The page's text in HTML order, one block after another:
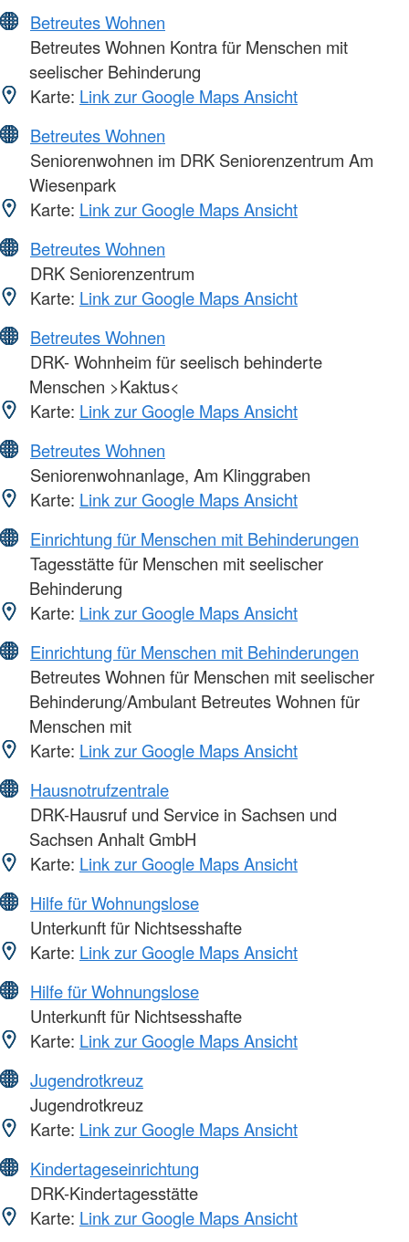
Betreutes Wohnen
Betreutes Wohnen Kontra für Menschen mit
seelischer Behinderung
Karte: Link zur Google Maps Ansicht
Betreutes Wohnen
Seniorenwohnen im DRK Seniorenzentrum Am
Wiesenpark
Karte: Link zur Google Maps Ansicht
Betreutes Wohnen
DRK Seniorenzentrum
Karte: Link zur Google Maps Ansicht
Betreutes Wohnen
DRK- Wohnheim für seelisch behinderte
Menschen >Kaktus<
Karte: Link zur Google Maps Ansicht
Betreutes Wohnen
Seniorenwohnanlage, Am Klinggraben
Karte: Link zur Google Maps Ansicht
Einrichtung für Menschen mit Behinderungen
Tagesstätte für Menschen mit seelischer
Behinderung
Karte: Link zur Google Maps Ansicht
Einrichtung für Menschen mit Behinderungen
Betreutes Wohnen für Menschen mit seelischer
Behinderung/Ambulant Betreutes Wohnen für
Menschen mit
Karte: Link zur Google Maps Ansicht
Hausnotrufzentrale
DRK-Hausruf und Service in Sachsen und
Sachsen Anhalt GmbH
Karte: Link zur Google Maps Ansicht
Hilfe für Wohnungslose
Unterkunft für Nichtsesshafte
Karte: Link zur Google Maps Ansicht
Hilfe für Wohnungslose
Unterkunft für Nichtsesshafte
Karte: Link zur Google Maps Ansicht
Jugendrotkreuz
Jugendrotkreuz
Karte: Link zur Google Maps Ansicht
Kindertageseinrichtung
DRK-Kindertagesstätte
Karte: Link zur Google Maps Ansicht